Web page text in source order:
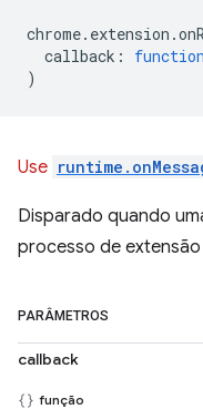
chrome. extension .
callback : function
)
Use
Disparado quando
processo de
PARÂMETROS
callback
função